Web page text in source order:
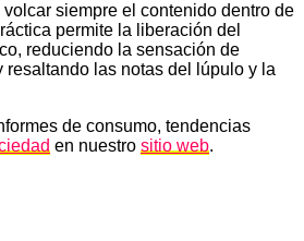
siempre el contenido dentro de
permite la liberación del
reduciendo la sensación de
resaltando las notas del lúpulo y la
de consumo, tendencias
en nuestro sitio web.